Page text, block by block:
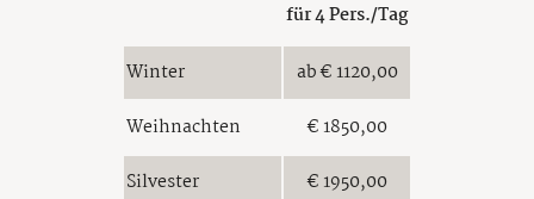
für 4 Pers./Tag
Winter
ab € 1120,00
Weihnachten
€ 1850,00
Silvester
€ 1950,00